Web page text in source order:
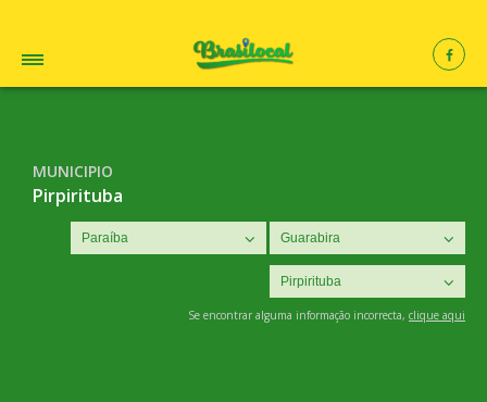
MUNICIPIO
Pirpirituba
Se encontrar alguma informação incorrecta, clique aqui